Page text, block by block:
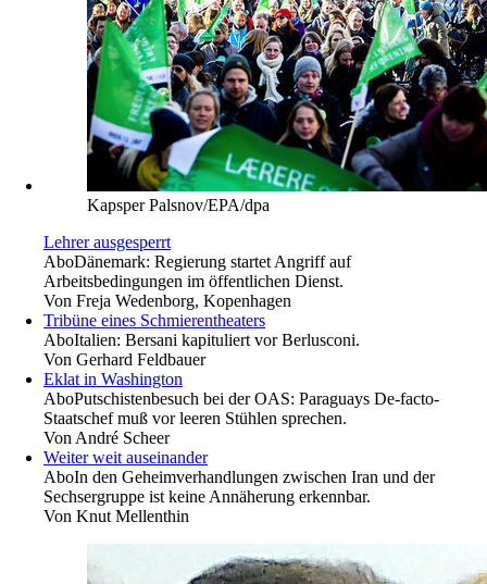
Kapsper Palsnov/EPA/dpa
Lehrer ausgesperrt
AboDänemark: Regierung startet Angriff auf
Arbeitsbedingungen im öffentlichen Dienst.
Von Freja Wedenborg, Kopenhagen
Tribüne eines Schmierentheaters
AboItalien: Bersani kapituliert vor Berlusconi.
Von Gerhard Feldbauer
Eklat in Washington
AboPutschistenbesuch bei der OAS: Paraguays De-facto-
Staatschef muß vor leeren Stühlen sprechen.
VonAndré Scheer
Weiter weit auseinander
AboIn den Geheimverhandlungen zwischen Iran und der
Sechsergruppe ist keine Annäherung erkennbar.
Von Knut Mellenthin